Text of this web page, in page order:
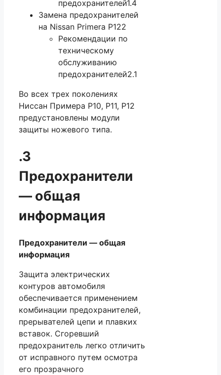
предохранителей1.4
Замена предохранителей
на Nissan Primera P122
Рекомендации по
техническому
обслуживанию
предохранителей2.1
Во всех трех поколениях
Ниссан Примера Р10, Р11, Р12
предустановлены модули
защиты ножевого типа.
.3
Предохранители
— общая
информация
Предохранители — общая
информация
Защита электрических
контуров автомобиля
обеспечивается применением
комбинации предохранителей,
прерывателей цепи и плавких
вставок. Сгоревший
предохранитель легко отличить
от исправного путем осмотра
его прозрачного